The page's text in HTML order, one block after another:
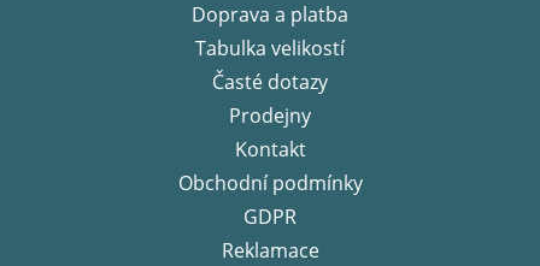
Doprava a platba
Tabulka velikostí
Časté dotazy
Prodejny
Kontakt
Obchodní podmínky
GDPR
Reklamace